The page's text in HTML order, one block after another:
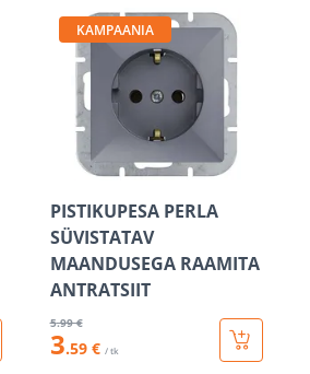
KAMPAANIA
PISTIKUPESA PERLA
SÜVISTATAV
MAANDUSEGA RAAMITA
ANTRATSIIT
5.99 €
3.59 € / tk